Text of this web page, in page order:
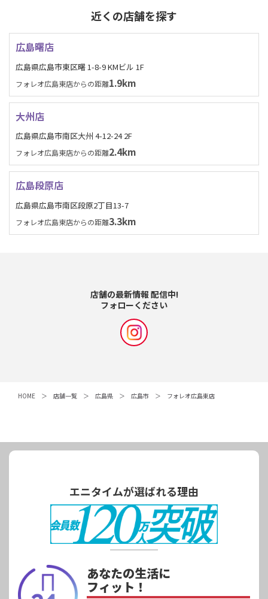
近くの店舗を探す
広島曙店
広島県広島市東区曙 1-8-9 KMビル 1F
フォレオ広島東店からの距離1.9km
大州店
広島県広島市南区大州 4-12-24 2F
フォレオ広島東店からの距離2.4km
広島段原店
広島県広島市南区段原2丁目13-7
フォレオ広島東店からの距離3.3km
店舗の最新情報 配信中!
フォローください
HOME 店舗一覧 広島県 広島市 フォレオ広島東店
エニタイムが選ばれる理由
あなたの生活に
フィット！